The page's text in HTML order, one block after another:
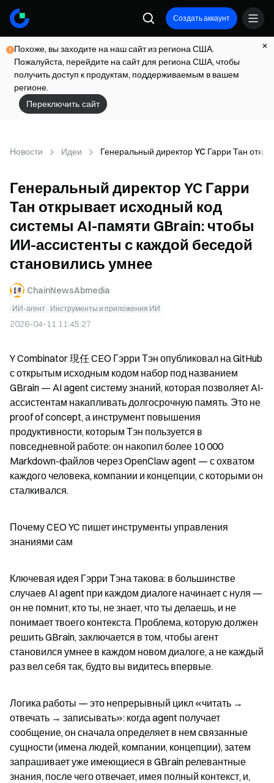
Создать аккаунт
Похоже, вы заходите на наш сайт из региона США.
Пожалуйста, перейдите на сайт для региона США, чтобы
получить доступ к продуктам, поддерживаемым в вашем
регионе.
Переключить сайт
Новости Идеи Генеральный директор YC Гарри Тан
Генеральный директор YC Гарри
Тан открывает исходный код
системы AI-памяти GBrain: чтобы
ИИ-ассистенты с каждой беседой
становились умнее
ChainNewsAbmedia
ИИ-агент Инструменты и приложения ИИ
2026-04-11 11:45:27
Y Combinator 現任 CEO Гэрри Тэн опубликовал на GitHub
с открытым исходным кодом набор под названием
GBrain — AI agent систему знаний, которая позволяет AI-
ассистентам накапливать долгосрочную память. Это не
proof of concept, а инструмент повышения
продуктивности, которым Тэн пользуется в
повседневной работе: он накопил более 10 000
Markdown-файлов через OpenClaw agent — с охватом
каждого человека, компании и концепции, с которыми он
сталкивался.
Почему CEO YC пишет инструменты управления
знаниями сам
Ключевая идея Гэрри Тэна такова: в большинстве
случаев AI agent при каждом диалоге начинает с нуля —
он не помнит, кто ты, не знает, что ты делаешь, и не
понимает твоего контекста. Проблема, которую должен
решить GBrain, заключается в том, чтобы агент
становился умнее в каждом новом диалоге, а не каждый
раз вел себя так, будто вы видитесь впервые.
Логика работы — это непрерывный цикл «читать →
отвечать → записывать»: когда agent получает
сообщение, он сначала определяет в нем связанные
сущности (имена людей, компании, концепции), затем
запрашивает уже имеющиеся в GBrain релевантные
знания, после чего отвечает, имея полный контекст, и,